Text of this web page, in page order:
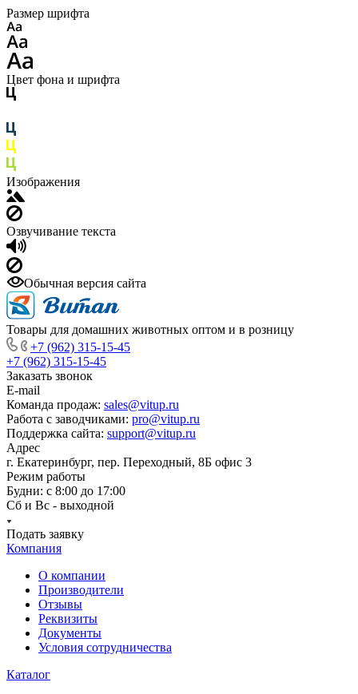
Размер шрифта
Цвет фона и шрифта
Изображения
Озвучивание текста
Обычная версия сайта
Товары для домашних животных оптом и в розницу
+7 (962) 315-15-45
+7 (962) 315-15-45
Заказать звонок
E-mail
Команда продаж: sales@vitup.ru
Работа с заводчиками: pro@vitup.ru
Поддержка сайта: support@vitup.ru
Адрес
г. Екатеринбург, пер. Переходный, 8Б офис 3
Режим работы
Будни: с 8:00 до 17:00
Сб и Вс - выходной
Подать заявку
Компания
О компании
Производители
Отзывы
Реквизиты
Документы
Условия сотрудничества
Каталог